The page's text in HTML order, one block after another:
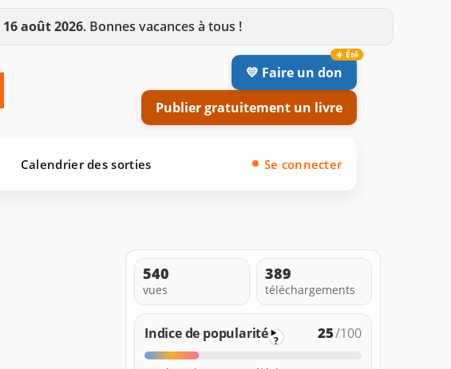
16 août 2026. Bonnes vacances à tous !
💛 Faire un don
Publier gratuitement un livre
Calendrier des sorties Se connecter
540
vues
389
téléchargements
Indice de popularité ? 25/100